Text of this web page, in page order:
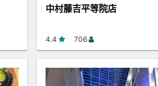
中村藤吉平等院店
4.4 706